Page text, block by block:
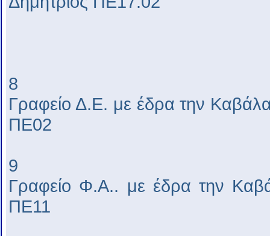
8
Γραφείο Δ.Ε. με έδρα την
ΠΕ02
9
Γραφείο Φ.Α.. με έδρα την
ΠΕ11